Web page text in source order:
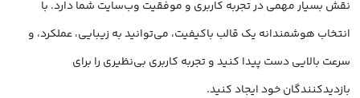
نقش بسیار مهمی در تجربه کاربری و موفقیت وب‌سایت شما دارد. با
انتخاب هوشمندانه یک قالب باکیفیت، می‌توانید به زیبایی، عملکرد، و
سرعت بالایی دست پیدا کنید و تجربه کاربری بی‌نظیری را برای
بازدیدکنندگان خود ایجاد کنید.